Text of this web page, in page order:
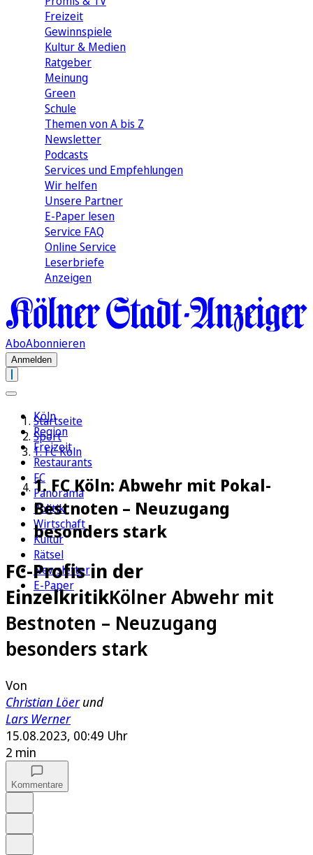
Freizeit
Gewinnspiele
Kultur & Medien
Ratgeber
Meinung
Green
Schule
Themen von A bis Z
Newsletter
Podcasts
Services und Empfehlungen
Wir helfen
Unsere Partner
E-Paper lesen
Service FAQ
Online Service
Leserbriefe
Anzeigen
AboAbonnieren
Anmelden
Köln
Region
Freizeit
Restaurants
FC
Panorama
Politik
Wirtschaft
Kultur
Rätsel
Newsletter
E-Paper
Startseite
Sport
1. FC Köln
1. FC Köln: Abwehr mit Pokal-
Bestnoten – Neuzugang
besonders stark
FC-Profis in der
EinzelkritikKölner Abwehr mit
Bestnoten – Neuzugang
besonders stark
Von
Christian Löerund
Lars Werner
15.08.2023, 00:49 Uhr
2 min
Kommentare